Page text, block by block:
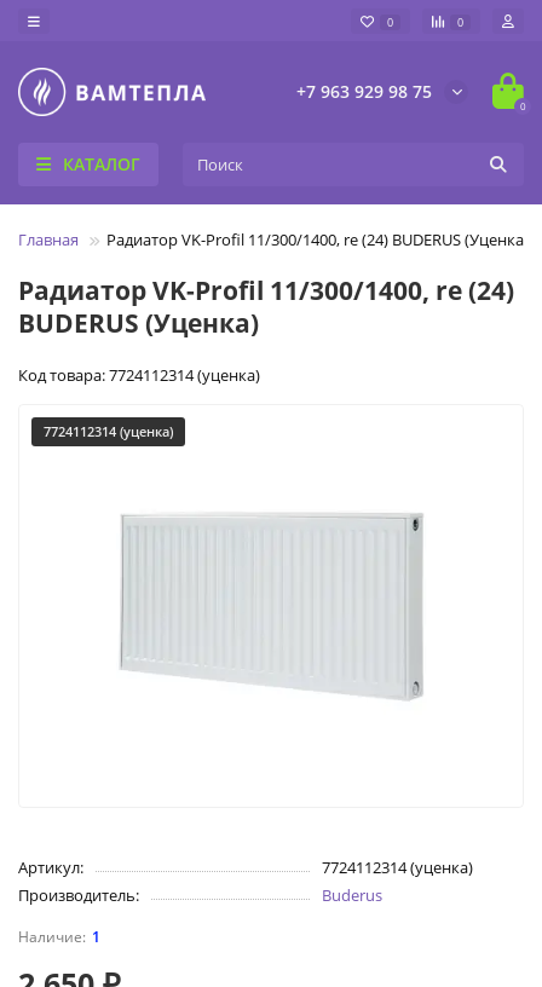
0 0
+7 963 929 98 75
0
КАТАЛОГ
Главная Радиатор VK-Profil 11/300/1400, re (24) BUDERUS (Уценка)
Радиатор VK-Profil 11/300/1400, re (24)
BUDERUS (Уценка)
Код товара: 7724112314 (уценка)
7724112314 (уценка)
Артикул:
7724112314 (уценка)
Производитель:
Buderus
1